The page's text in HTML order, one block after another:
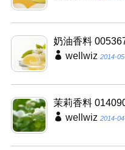
奶油香料
wellwiz 2014-
茉莉香料
wellwiz 2014-